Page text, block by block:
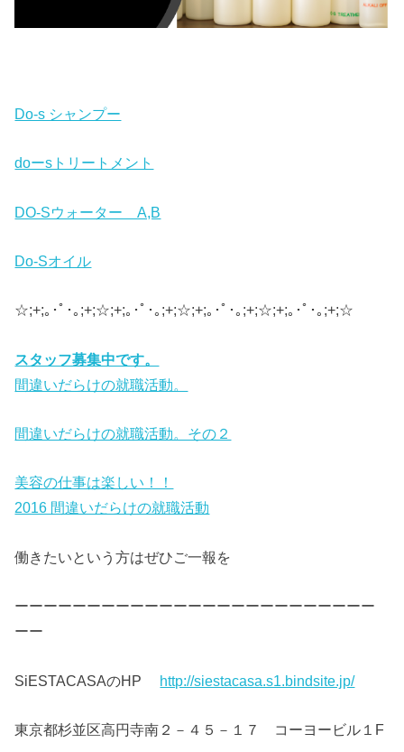
Do-s シャンプー
doーsトリートメント
DO-Sウォーター A,B
Do-Sオイル
☆;+;｡･ﾟ･｡;+;☆;+;｡･ﾟ･｡;+;☆;+;｡･ﾟ･｡;+;☆;+;｡･ﾟ･｡;+;☆
スタッフ募集中です。
間違いだらけの就職活動。
間違いだらけの就職活動。その２
美容の仕事は楽しい！！
2016 間違いだらけの就職活動
働きたいという方はぜひご一報を
ーーーーーーーーーーーーーーーーーーーーーーーーー
ーー
SiESTACASAのHP http://siestacasa.s1.bindsite.jp/
東京都杉並区高円寺南２－４５－１７ コーヨービル１F